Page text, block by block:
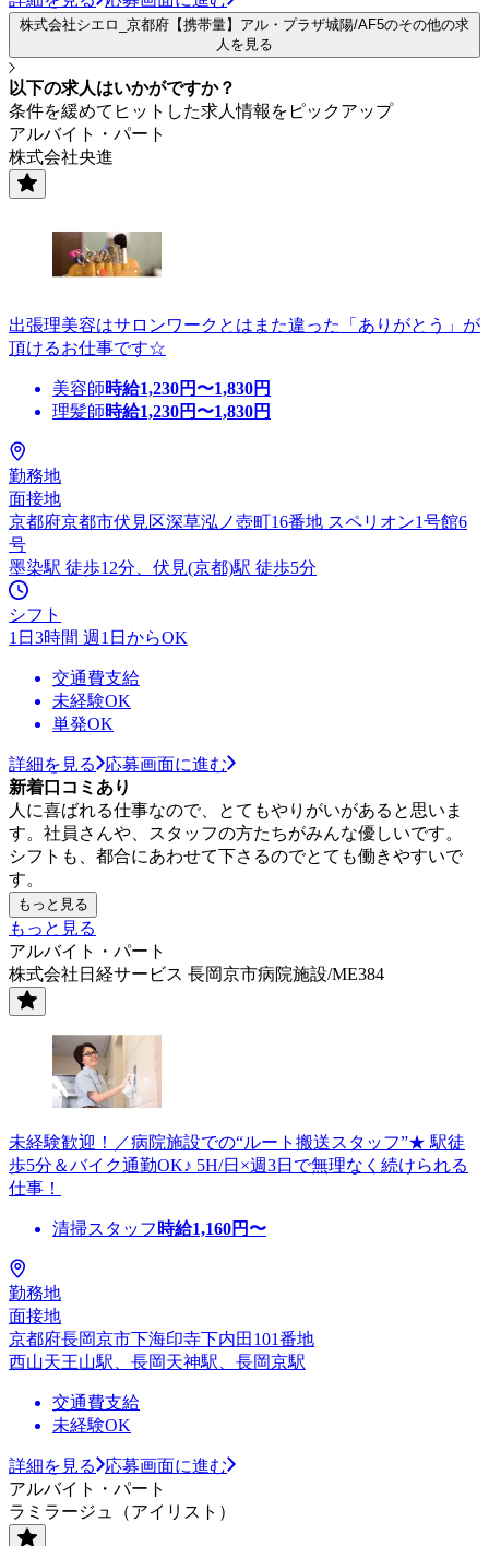
株式会社シエロ_京都府【携帯量】アル・プラザ城陽/AF5のその他の求
人を見る
以下の求人はいかがですか？
条件を緩めてヒットした求人情報をピックアップ
アルバイト・パート
株式会社央進
出張理美容はサロンワークとはまた違った「ありがとう」が
頂けるお仕事です☆
美容師時給1,230円〜1,830円
理髪師時給1,230円〜1,830円
勤務地
面接地
京都府京都市伏見区深草泓ノ壺町16番地 スペリオン1号館6
号
墨染駅 徒歩12分、伏見(京都)駅 徒歩5分
シフト
1日3時間 週1日からOK
交通費支給
未経験OK
単発OK
詳細を見る
応募画面に進む
新着口コミあり
人に喜ばれる仕事なので、とてもやりがいがあると思いま
す。社員さんや、スタッフの方たちがみんな優しいです。
シフトも、都合にあわせて下さるのでとても働きやすいで
す。
もっと見る
もっと見る
アルバイト・パート
株式会社日経サービス 長岡京市病院施設/ME384
未経験歓迎！／病院施設での“ルート搬送スタッフ”★ 駅徒
歩5分＆バイク通勤OK♪ 5H/日×週3日で無理なく続けられる
仕事！
清掃スタッフ 時給1,160円〜
勤務地
面接地
京都府長岡京市下海印寺下内田101番地
西山天王山駅、長岡天神駅、長岡京駅
交通費支給
未経験OK
詳細を見る
応募画面に進む
アルバイト・パート
ラミラージュ（アイリスト）